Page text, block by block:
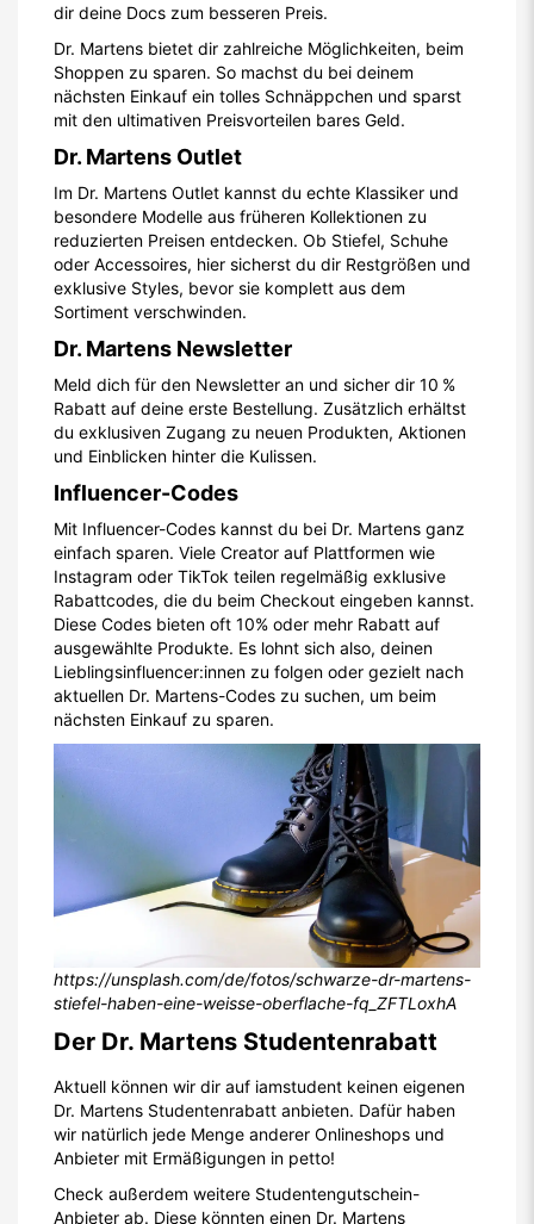
dir deine Docs zum besseren Preis.
Dr. Martens bietet dir zahlreiche Möglichkeiten, beim
Shoppen zu sparen. So machst du bei deinem
nächsten Einkauf ein tolles Schnäppchen und sparst
mit den ultimativen Preisvorteilen bares Geld.
Dr. Martens Outlet
Im Dr. Martens Outlet kannst du echte Klassiker und
besondere Modelle aus früheren Kollektionen zu
reduzierten Preisen entdecken. Ob Stiefel, Schuhe
oder Accessoires, hier sicherst du dir Restgrößen und
exklusive Styles, bevor sie komplett aus dem
Sortiment verschwinden.
Dr. Martens Newsletter
Meld dich für den Newsletter an und sicher dir 10 %
Rabatt auf deine erste Bestellung. Zusätzlich erhältst
du exklusiven Zugang zu neuen Produkten, Aktionen
und Einblicken hinter die Kulissen.
Influencer-Codes
Mit Influencer-Codes kannst du bei Dr. Martens ganz
einfach sparen. Viele Creator auf Plattformen wie
Instagram oder TikTok teilen regelmäßig exklusive
Rabattcodes, die du beim Checkout eingeben kannst.
Diese Codes bieten oft 10% oder mehr Rabatt auf
ausgewählte Produkte. Es lohnt sich also, deinen
Lieblingsinfluencer:innen zu folgen oder gezielt nach
aktuellen Dr. Martens-Codes zu suchen, um beim
nächsten Einkauf zu sparen.
https://unsplash.com/de/fotos/schwarze-dr-martens-
stiefel-haben-eine-weisse-oberflache-fq_ZFTLoxhA
Der Dr. Martens Studentenrabatt
Aktuell können wir dir auf iamstudent keinen eigenen
Dr. Martens Studentenrabatt anbieten. Dafür haben
wir natürlich jede Menge anderer Onlineshops und
Anbieter mit Ermäßigungen in petto!
Check außerdem weitere Studentengutschein-
Anbieter ab. Diese könnten einen Dr. Martens